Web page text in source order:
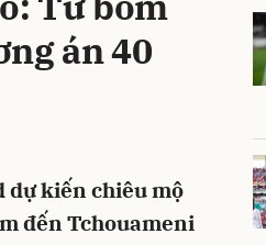
án 40
dự kiến chiêu mộ
đến Tchouameni